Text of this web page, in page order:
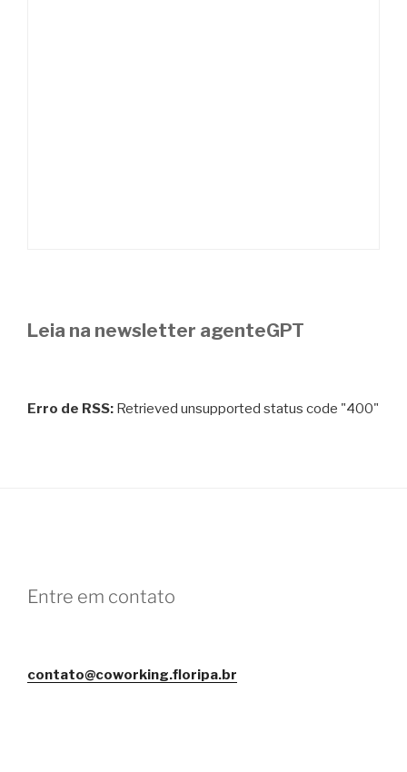
Leia na newsletter agenteGPT
Erro de RSS: Retrieved unsupported status code "400"
Entre em contato
contato@coworking.floripa.br